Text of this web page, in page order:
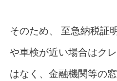
そのため、 至急納税証
や車検が近い場合はク
はなく、金融機関等の